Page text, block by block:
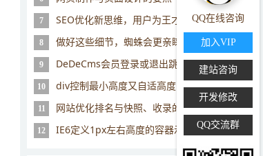
7 SEO优化新思维，用户为王才是核心！
8 做好这些细节，蜘蛛会更亲睐你
9 DeDeCms会员登录或退出跳转到首页的修改方法
10 div控制最小高度又自适高度
11 网站优化排名与快照、收录的关系
12 IE6定义1px左右高度的容器示例代码
QQ在线咨询
加入VIP
建站咨询
开发修改
QQ交流群